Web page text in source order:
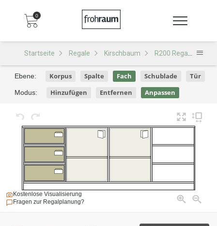
0
Startseite Regale Kirschbaum R200 Regal
Kostenlose Visualisierung
Fragen zur Regalplanung?
Ebene: Korpus Spalte Fach Schublade Tür
Modus: Hinzufügen Entfernen Anpassen